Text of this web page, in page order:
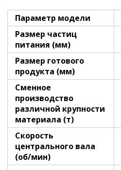
Параметр модели
Размер частиц
питания (мм)
Размер готового
продукта (мм)
Сменное
производство
различной крупности
материала (т)
Скорость
центрального вала
(об/мин)